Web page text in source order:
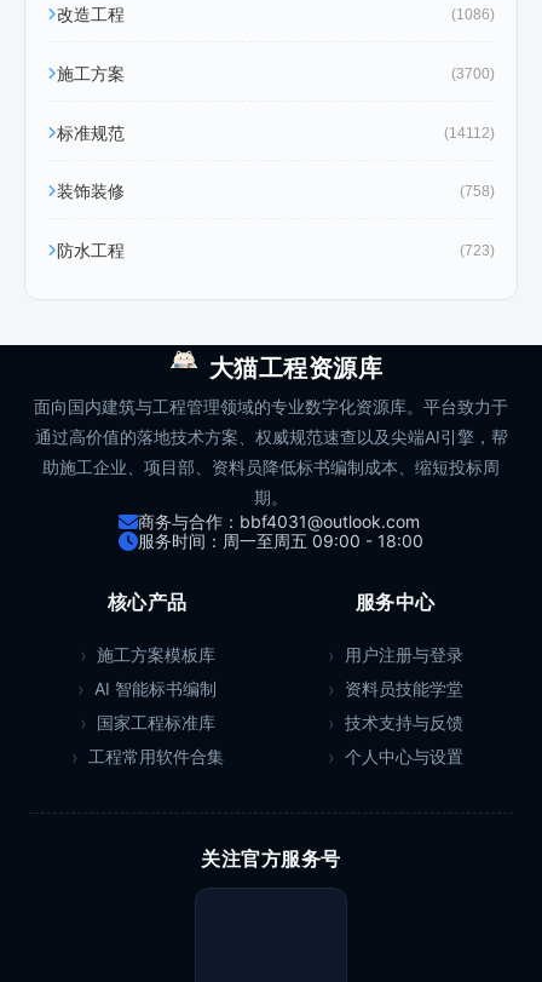
改造工程 (1086)
施工方案 (3700)
标准规范 (14112)
装饰装修 (758)
防水工程 (723)
大猫工程资源库
面向国内建筑与工程管理领域的专业数字化资源库。平台致力于
通过高价值的落地技术方案、权威规范速查以及尖端AI引擎，帮
助施工企业、项目部、资料员降低标书编制成本、缩短投标周
期。
商务与合作：bbf4031@outlook.com
服务时间：周一至周五 09:00 - 18:00
核心产品
施工方案模板库
AI 智能标书编制
国家工程标准库
工程常用软件合集
服务中心
用户注册与登录
资料员技能学堂
技术支持与反馈
个人中心与设置
关注官方服务号